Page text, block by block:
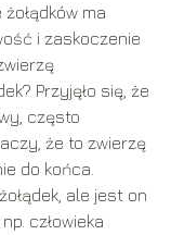
ma
i zaskoczenie
Przyjęło się, że
często
że to zwierzę
do końca.
ale jest on
człowieka